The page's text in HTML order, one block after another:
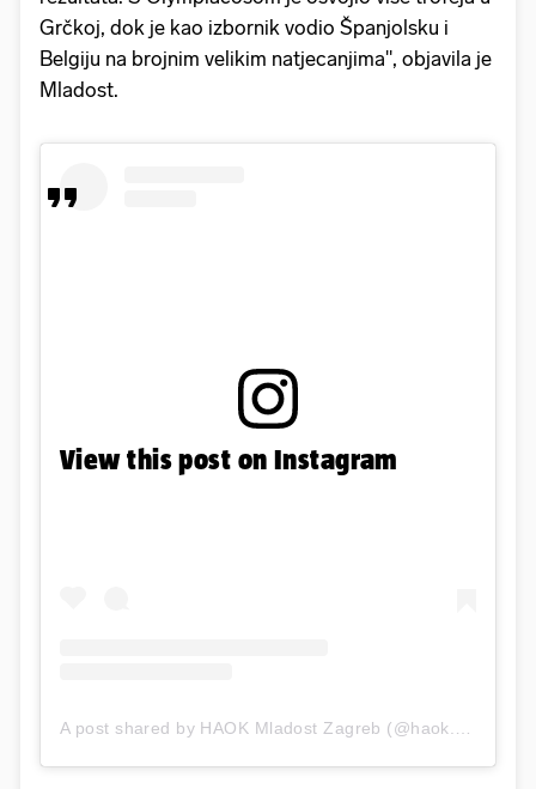
Grčkoj, dok je kao izbornik vodio Španjolsku i
Belgiju na brojnim velikim natjecanjima", objavila je
Mladost.
View this post on Instagram
A post shared by HAOK Mladost Zagreb (@haok.mladost)